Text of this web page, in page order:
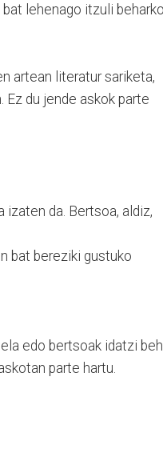
bat lehenago itzuli
artean literatur sariketa,
Ez du jende askok parte
izaten da. Bertsoa, aldiz,
bat bereziki gustuko
edo bertsoak idatzi
parte hartu.